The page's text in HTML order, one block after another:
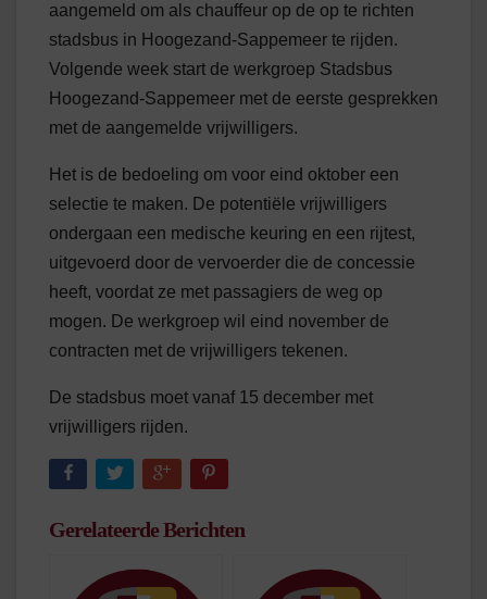
aangemeld om als chauffeur op de op te richten
stadsbus in Hoogezand-Sappemeer te rijden.
Volgende week start de werkgroep Stadsbus
Hoogezand-Sappemeer met de eerste gesprekken
met de aangemelde vrijwilligers.
Het is de bedoeling om voor eind oktober een
selectie te maken. De potentiële vrijwilligers
ondergaan een medische keuring en een rijtest,
uitgevoerd door de vervoerder die de concessie
heeft, voordat ze met passagiers de weg op
mogen. De werkgroep wil eind november de
contracten met de vrijwilligers tekenen.
De stadsbus moet vanaf 15 december met
vrijwilligers rijden.
Gerelateerde Berichten